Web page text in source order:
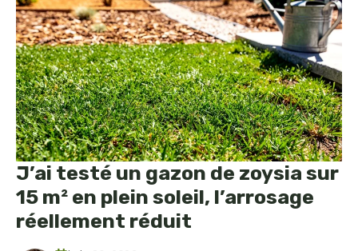
J’ai testé un gazon de zoysia sur
15 m² en plein soleil, l’arrosage
réellement réduit